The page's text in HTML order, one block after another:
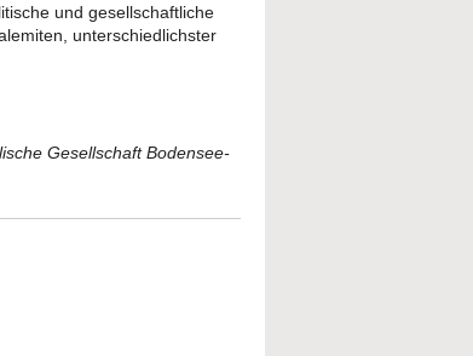
und gesellschaftliche
unterschiedlichster
Gesellschaft Bodensee-